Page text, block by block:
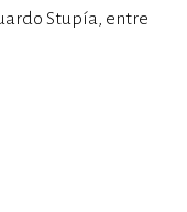
Stupía, entre